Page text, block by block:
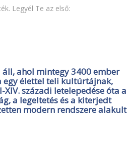
Legyél Te az első:
ahol mintegy 3400 ember
egy élettel teli kultúrtájnak,
századi letelepedése óta a
a legeltetés és a kiterjedt
modern rendszere alakult